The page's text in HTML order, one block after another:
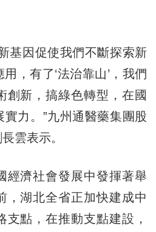
因促使我們不斷探索新
，有了‘法治靠山’，我們
創新，搞綠色轉型，在國
力。”九州通醫藥集團股
雲表示。
濟社會發展中發揮著舉
，湖北全省正加快建成中
支點，在推動支點建設，